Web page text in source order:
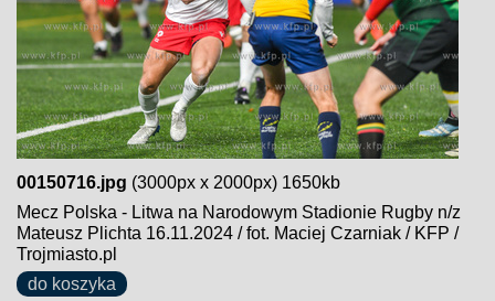
00150716.jpg (3000px x 2000px) 1650kb
Mecz Polska - Litwa na Narodowym Stadionie Rugby n/z
Mateusz Plichta 16.11.2024 / fot. Maciej Czarniak / KFP /
Trojmiasto.pl
do koszyka